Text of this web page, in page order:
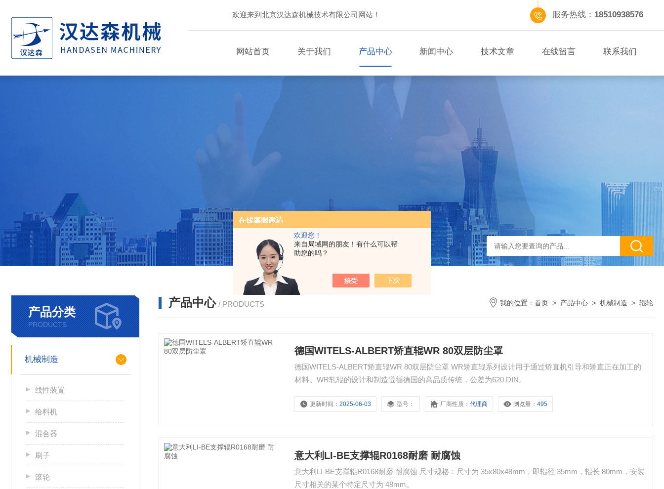
欢迎您！
来自局域网的朋友！有什么可以帮
助您的吗？
欢迎来到北京汉达森机械技术有限公司网站！ 服务热线： 18510938576
网站首页 关于我们 产品中心 新闻中心 技术文章 在线留言 联系我们
产品分类
PRODUCTS
机械制造
线性装置
给料机
混合器
刷子
滚轮
产品中心 / PRODUCTS 我的位置： 首页 > 产品中心 > 机械制造 > 辊轮
德国WITELS-ALBERT矫直辊WR 80双层防尘罩
德国WITELS-ALBERT矫直辊WR 80双层防尘罩 WR矫直辊系列设计用于通过矫直机引导和矫直正在加工的
材料。WR轧辊的设计和制造遵循德国的高品质传统，公差为620 DIN。
更新时间：2025-06-03 型号： 厂商性质：代理商 浏览量：495
意大利LI-BE支撑辊R0168耐磨 耐腐蚀
意大利LI-BE支撑辊R0168耐磨 耐腐蚀 尺寸规格：尺寸为 35x80x48mm，即辊径 35mm，辊长 80mm，安装
尺寸相关的某个特定尺寸为 48mm。